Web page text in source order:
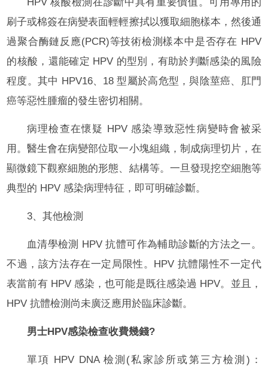
刷子或棉簽在病變表面輕輕擦拭以獲取細胞樣本，然後通
過聚合酶鏈反應(PCR)等技術檢測樣本中是否存在 HPV
的核酸，還能確定 HPV 的型別，有助於判斷感染的風險
程度。其中 HPV16、18 型屬於高危型，與陰莖癌、肛門
癌等惡性腫瘤的發生密切相關。
病理檢查在懷疑 HPV 感染導致惡性病變時會被采
用。醫生會在病變部位取一小塊組織，制成病理切片，在
顯微鏡下觀察細胞的形態、結構等。一旦發現挖空細胞等
典型的 HPV 感染病理特征，即可明確診斷。
3、其他檢測
血清學檢測 HPV 抗體可作為輔助診斷的方法之一。
不過，該方法存在一定局限性。HPV 抗體陽性不一定代
表當前有 HPV 感染，也可能是既往感染過 HPV。並且，
HPV 抗體檢測尚未廣泛應用於臨床診斷。
男士HPV感染檢查收費幾錢?
單項 HPV DNA 檢測(私家診所或第三方檢測)：